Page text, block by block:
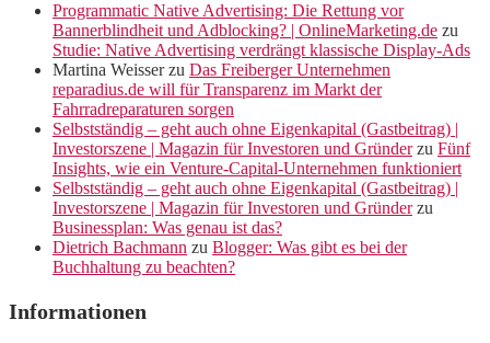
Programmatic Native Advertising: Die Rettung vor
Bannerblindheit und Adblocking? | OnlineMarketing.de zu
Studie: Native Advertising verdrängt klassische Display-Ads
Martina Weisserzu Das Freiberger Unternehmen
reparadius.de will für Transparenz im Markt der
Fahrradreparaturen sorgen
Selbstständig – geht auch ohne Eigenkapital (Gastbeitrag) |
Investorszene | Magazin für Investoren und Gründerzu Fünf
Insights, wie ein Venture-Capital-Unternehmen funktioniert
Selbstständig – geht auch ohne Eigenkapital (Gastbeitrag) |
Investorszene | Magazin für Investoren und Gründerzu
Businessplan: Was genau ist das?
Dietrich Bachmann zu Blogger: Was gibt es bei der
Buchhaltung zu beachten?
Informationen